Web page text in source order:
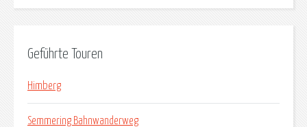
Geführte Touren
Himberg
Semmering Bahnwanderweg